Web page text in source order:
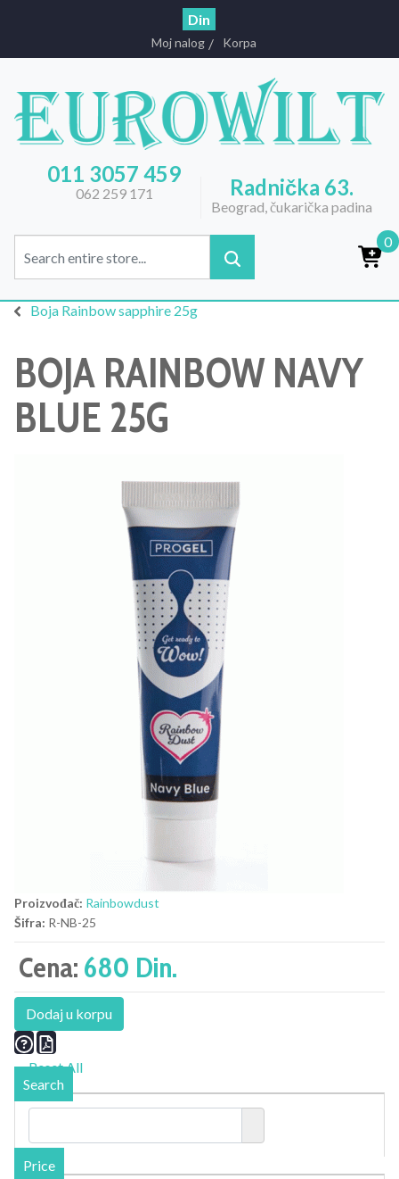
Din
Moj nalog Korpa
011 3057 459
062 259 171 Radnička 63.
Beograd, čukarička padina
0
Boja Rainbow sapphire 25g
BOJA RAINBOW NAVY
BLUE 25G
Proizvođač: Rainbowdust
Šifra: R-NB-25
Cena: 680 Din.
Dodaj u korpu
Reset All
Search
Price